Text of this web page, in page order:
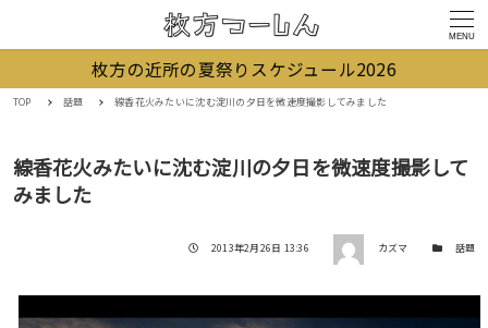
MENU
枚方の近所の夏祭りスケジュール2026
TOP 話題 線香花火みたいに沈む淀川の夕日を微速度撮影してみました
線香花火みたいに沈む淀川の夕日を微速度撮影して
みました
投稿日
2013年2月26日 13:36 著者 カズマ カテゴリー
話題